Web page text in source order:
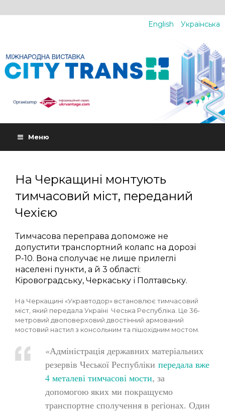
English Українська
Меню
На Черкащині монтують
тимчасовий міст, переданий
Чехією
Тимчасова переправа допоможе не
допустити транспортний колапс на дорозі
Р-10. Вона сполучає не лише прилеглі
населені пункти, а й 3 області:
Кіровоградську, Черкаську і Полтавську.
На Черкащині «Укравтодор» встановлює тимчасовий
міст, який передала Україні Чеська Республіка. Це 36-
метровий двоповерховий двостінний армований
мостовий настил з консольним та пішохідним мостом.
«Адміністрація державних матеріальних
резервів Чеської Республіки передала вже
4 металеві тимчасові мости, за
допомогою яких ми покращуємо
транспортне сполучення в регіонах. Один